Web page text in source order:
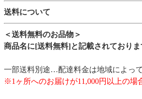
送料について
＜送料無料のお品物＞
商品名に[送料無料]と記載されておりま
一部送料別途…配達料金は地域によって
※1ヶ所へのお届けが11,000円以上の場